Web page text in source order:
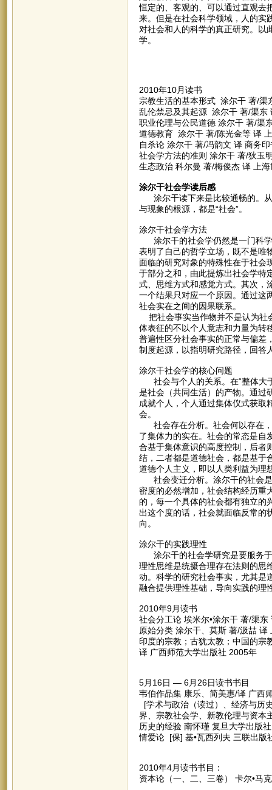
恒定的、客观的、可以通过直观去
来。但是在社会科学领域，人的实
对社会和人的科学的真正研究。以
学。
2010年10月读书
宗教生活的基本形式 涂尔干 著/渠
乱伦禁忌及其起源 涂尔干 著/渠东
职业伦理与公民道德 涂尔干 著/渠
道德教育 涂尔干 著/陈光金等 译
自杀论 涂尔干 著/冯韵文 译 商务
社会学方法的准则 涂尔干 著/狄玉
生态政治 科尔曼 著/梅俊杰 译 上
涂尔干社会学读后感
涂尔干读下来是比较通畅的。从
与现象的根源，都是“社会”。
涂尔干社会学方法
涂尔干的社会学仍然是一门科学
表明了自己的哲学立场，既不是唯
面临的研究对象的特殊性在于社会
于部分之和，由此提炼出社会学
式、思维方式和感觉方式。其次，
一个结果只对应一个原因。通过这
社会实在之间的因果联系。
把社会事实当作物并不是认为社
体表征的不以个人意志和力量为转
普遍性区分社会事实的正常与偏差
制度起源，以指明研究路径，回答
涂尔干社会学的核心问题
社会与个人的关系。在“整体大
是社会（共同生活）的产物。通过
成就个人，个人通过集体仪式获取
会。
社会存在分析。社会何以存在，
了集体力的实在。社会的常态是自
合基于集体意识的高度控制，后者
结，二者都是道德社会，都是基于
道德个人主义，即以人类利益为理
社会变迁分析。涂尔干的社会是
密度的必然增加，社会结构经历重
的，每一个具体的社会都有独立的
出这个度的话，社会就面临反常的
向。
涂尔干的实践理性
涂尔干的社会学研究是要服务于
理性思维是统摄合理存在法则的思
动。科学的研究社会事实，尤其是
融合提供理性基础，导向实践的理
2010年9月读书
社会分工论 埃米尔•涂尔干 著/渠
原始分类 涂尔干、莫斯 著/汲喆
印度的宗教；古犹太教；中国的宗
译 广西师范大学出版社 2005年
5月16日 — 6月26日读书书目
韦伯作品集 康乐、简美惠/译 广西
[学术与政治（读过）、经济与历
界、宗教社会学、新教伦理与资本
历史的经验 南怀瑾 复旦大学出版
情爱论 [保] 基•瓦西列夫 三联出版
2010年4月读书书目：
资本论（一、二、三卷） 卡尔•马